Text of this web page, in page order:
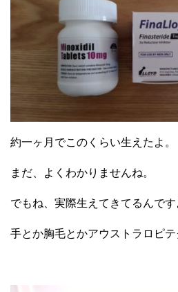
約一ヶ月でこのくらい生えたよ。
まだ、よくわかりませんね。
でもね、実際生えてきてるんです
手とか胸毛とかアウストラロピ